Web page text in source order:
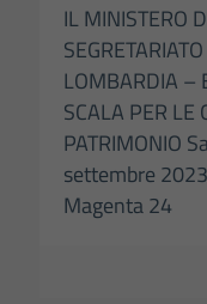
IL MINISTERO
LOMBARDIA –
SCALA PER LE
PATRIMONIO
settembre
Magenta 24